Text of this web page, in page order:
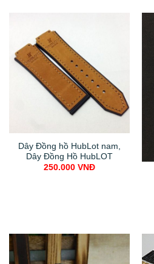
Dây Đồng hồ HubLot nam,
Dây Đồng Hồ HubLOT
250.000 VNĐ